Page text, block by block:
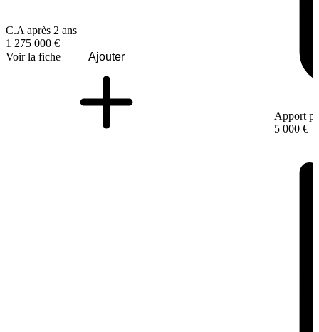
C.A après 2 ans
1 275 000 €
Voir la fiche
Ajouter
Apport
5 000 €